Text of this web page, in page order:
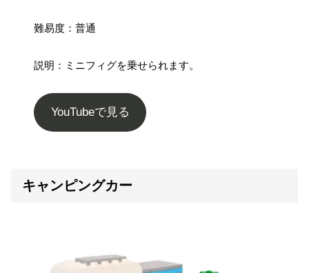
難易度：普通
説明：ミニフィグを乗せられます。
YouTubeで見る
キャンピングカー